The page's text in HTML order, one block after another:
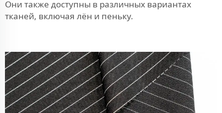
Они также доступны в различных вариантах
тканей, включая лён и пеньку.